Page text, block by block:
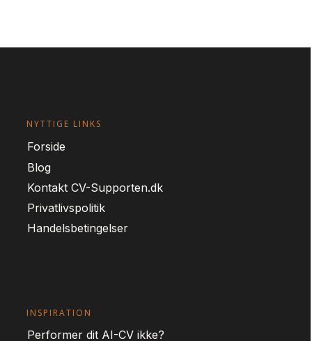
NYTTIGE LINKS
Forside
Blog
Kontakt CV-Supporten.dk
Privatlivspolitik
Handelsbetingelser
INSPIRATION
Performer dit AI-CV ikke?